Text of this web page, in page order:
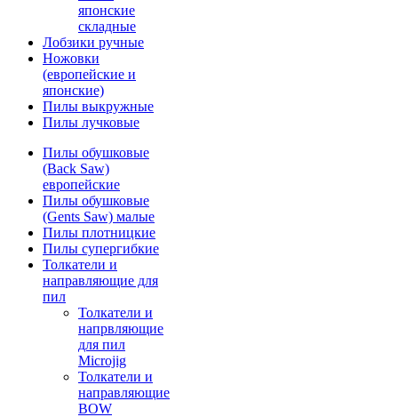
японские
складные
Лобзики ручные
Ножовки
(европейские и
японские)
Пилы выкружные
Пилы лучковые
Пилы обушковые
(Back Saw)
европейские
Пилы обушковые
(Gents Saw) малые
Пилы плотницкие
Пилы супергибкие
Толкатели и
направляющие для
пил
Толкатели и
напрвляющие
для пил
Microjig
Толкатели и
направляющие
BOW